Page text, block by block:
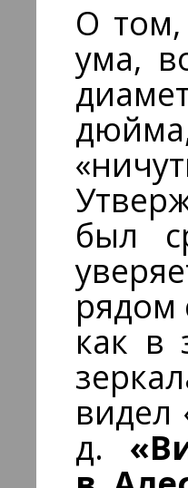
О том,
ума,
был
рядом
как в
видел
д.